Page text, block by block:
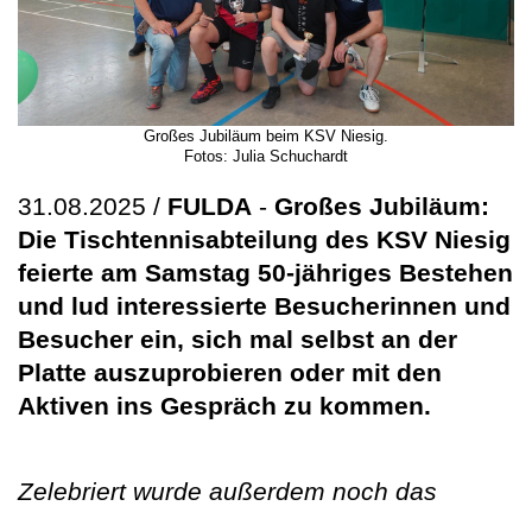
Großes Jubiläum beim KSV Niesig.
Fotos: Julia Schuchardt
31.08.2025 / FULDA - Großes Jubiläum:
Die Tischtennisabteilung des KSV Niesig
feierte am Samstag 50-jähriges Bestehen
und lud interessierte Besucherinnen und
Besucher ein, sich mal selbst an der
Platte auszuprobieren oder mit den
Aktiven ins Gespräch zu kommen.
Zelebriert wurde außerdem noch das